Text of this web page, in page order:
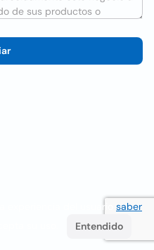
experiencia del usuario saber
Entendido